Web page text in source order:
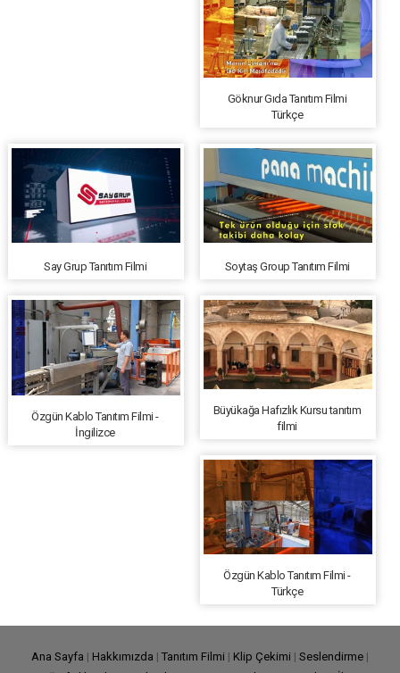
Göknur Gıda Tanıtım Filmi
Türkçe
Say Grup Tanıtım Filmi Soytaş Group Tanıtım Filmi
Özgün Kablo Tanıtım Filmi -
İngilizce
Büyükağa Hafızlık Kursu tanıtım
filmi
Özgün Kablo Tanıtım Filmi -
Türkçe
Ana Sayfa | Hakkımızda | Tanıtım Filmi | Klip Çekimi | Seslendirme |